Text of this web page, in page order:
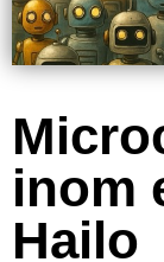
inom
Hailo